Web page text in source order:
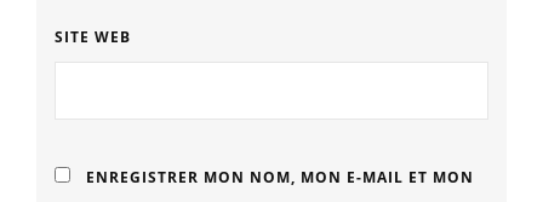
SITE WEB
ENREGISTRER MON NOM, MON E-MAIL ET MON